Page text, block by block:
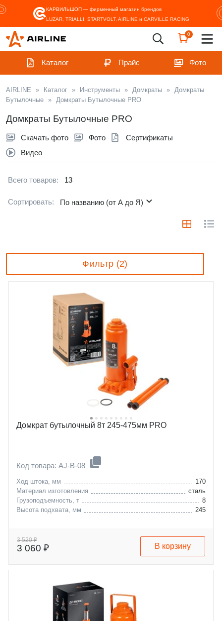
КАРВИЛЬШОП — фирменный магазин брендов
LUZAR, TRIALLI, STARTVOLT, AIRLINE и CARVILLE RACING
0
Каталог Прайс Фото
AIRLINE » Каталог » Инструменты » Домкраты » Домкраты
Бутылочные » Домкраты Бутылочные PRO
Домкраты Бутылочные PRO
Скачать фото Фото
Сертификаты
Видео
Всего товаров: 13
Сортировать: По названию (от А до Я)
Фильтр (2)
Домкрат бутылочный 8т 245-475мм PRO
Код товара: AJ-B-08
Ход штока, мм
170
Материал изготовления
сталь
Грузоподъемность, т
8
Высота подхвата, мм
245
3 520 ₽
3 060 ₽ В корзину